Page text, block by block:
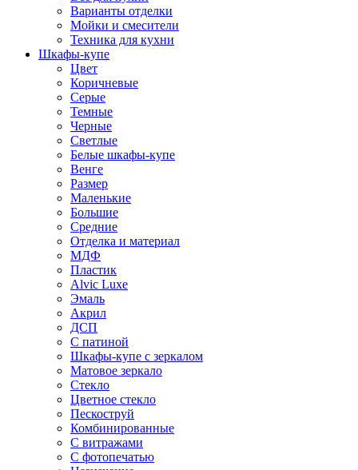
Варианты отделки
Мойки и смесители
Техника для кухни
Шкафы-купе
Цвет
Коричневые
Серые
Темные
Черные
Светлые
Белые шкафы-купе
Венге
Размер
Маленькие
Большие
Средние
Отделка и материал
МДФ
Пластик
Alvic Luxe
Эмаль
Акрил
ДСП
С патиной
Шкафы-купе с зеркалом
Матовое зеркало
Стекло
Цветное стекло
Пескоструй
Комбинированные
С витражами
С фотопечатью